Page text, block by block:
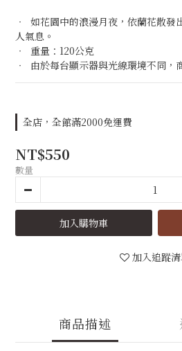
‧  如花園中的浪漫月夜，依蘭花散發
人氣息。
‧  重量：120公克
‧  由於每台顯示器與光線環境不同，
全店，全館滿2000免運費
NT$550
數量
加入購物車
加入追蹤
商品描述